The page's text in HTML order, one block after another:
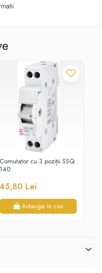
Comutator cu 3 poziții SSQ
140
45,80 Lei
Adauga in cos